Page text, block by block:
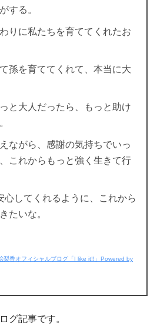
する。
りに私たちを育ててくれたお
孫を育ててくれて、本当に大
と大人だったら、もっと助け
ながら、感謝の気持ちでいっ
これからもっと強く生きて行
心してくれるように、これから
たいな。
梨香オフィシャルブログ「I like it!!」Powered by
グ記事です。